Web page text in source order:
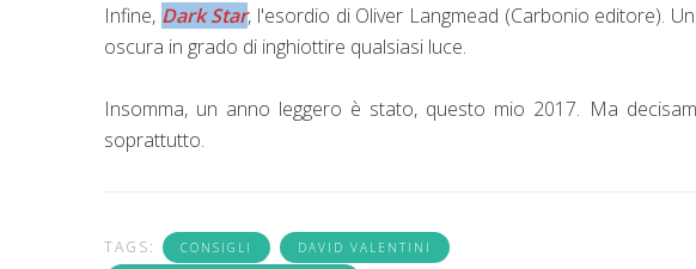
Infine, Dark Star, l'esordio di Oliver Langmead (Carbonio editore).
oscura in grado di inghiottire qualsiasi luce.
Insomma, un anno leggero è stato, questo mio 2017. Ma
soprattutto.
TAGS: CONSIGLI
DAVID VALENTINI